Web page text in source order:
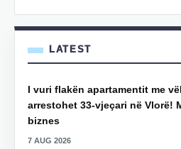
LATEST
I vuri flakën apartamentit me
arrestohet 33-vjeçari në Vlorë!
biznes
7 AUG 2026